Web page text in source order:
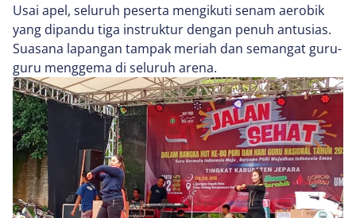
Usai apel, seluruh peserta mengikuti senam aerobik
yang dipandu tiga instruktur dengan penuh antusias.
Suasana lapangan tampak meriah dan semangat guru-
guru menggema di seluruh arena.